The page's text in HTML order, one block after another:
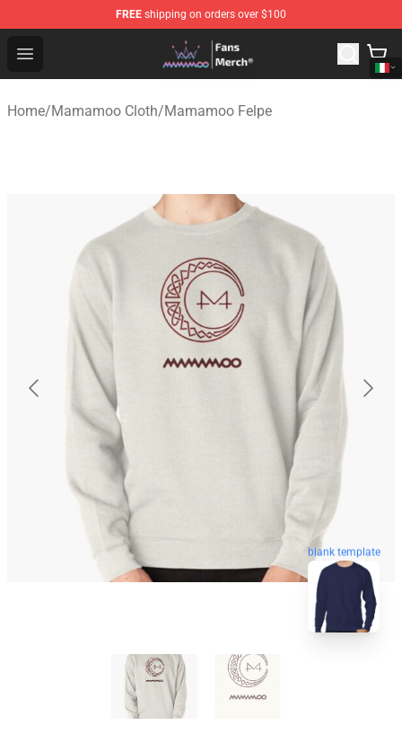
FREE shipping on orders over $100
Open menu
Mamamoo Store - Official Mamamoo Merchandise Shop
Home/Mamamoo Cloth/Mamamoo Felpe
blank template